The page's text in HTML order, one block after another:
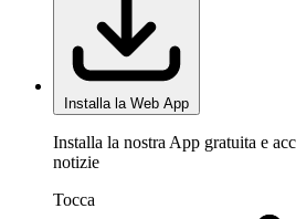
Installa la Web App
Installa la nostra App gratuita e
notizie
Tocca